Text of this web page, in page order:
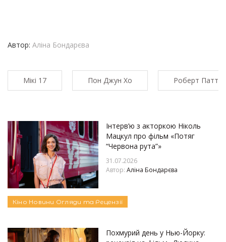
Автор: Аліна Бондарєва
Мікі 17 Пон Джун Хо Роберт
Інтерв’ю з акторкою Ніколь
Мацкул про фільм «Потяг
“Червона рута”»
31.07.2026
Автор: Аліна Бондарєва
Кіно Новини Огляди та Рецензії
Похмурий день у Нью-Йорку: